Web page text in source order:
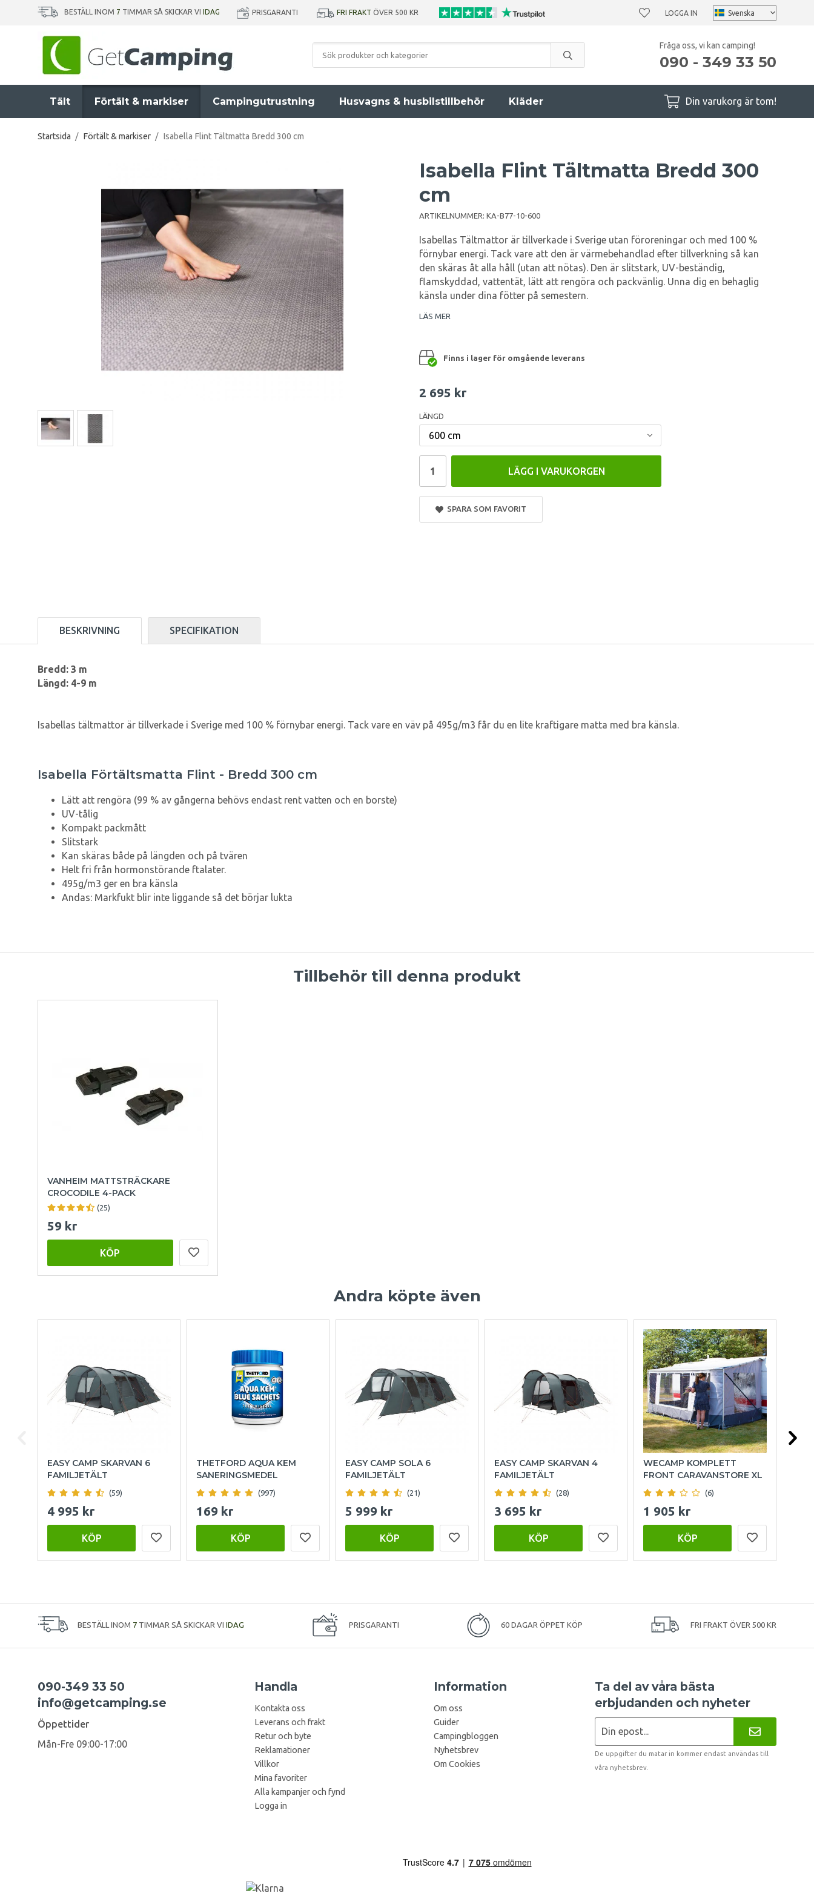
BESTÄLL INOM 7 TIMMAR SÅ SKICKAR VI IDAG PRISGARANTI FRI FRAKT ÖVER 500 KR LOGGA IN
Fråga oss, vi kan camping!
090 - 349 33 50
Tält Förtält & markiser Campingutrustning Husvagns & husbilstillbehör Kläder Din varukorg är tom!
Startsida / Förtält & markiser / Isabella Flint Tältmatta Bredd 300 cm
Isabella Flint Tältmatta Bredd 300
cm
ARTIKELNUMMER: KA-B77-10-600
Isabellas Tältmattor är tillverkade i Sverige utan föroreningar och med 100 %
förnybar energi. Tack vare att den är värmebehandlad efter tillverkning så kan
den skäras åt alla håll (utan att nötas). Den är slitstark, UV-beständig,
flamskyddad, vattentät, lätt att rengöra och packvänlig. Unna dig en behaglig
känsla under dina fötter på semestern.
LÄS MER
Finns i lager för omgående leverans
2 695 kr
LÄNGD
LÄGG I VARUKORGEN
SPARA SOM FAVORIT
BESKRIVNING SPECIFIKATION
Bredd: 3 m
Längd: 4-9 m
Isabellas tältmattor är tillverkade i Sverige med 100 % förnybar energi. Tack vare en väv på 495g/m3 får du en lite kraftigare matta med bra känsla.
Isabella Förtältsmatta Flint - Bredd 300 cm
Lätt att rengöra (99 % av gångerna behövs endast rent vatten och en borste)
UV-tålig
Kompakt packmått
Slitstark
Kan skäras både på längden och på tvären
Helt fri från hormonstörande ftalater.
495g/m3 ger en bra känsla
Andas: Markfukt blir inte liggande så det börjar lukta
Tillbehör till denna produkt
VANHEIM MATTSTRÄCKARE
CROCODILE 4-PACK
(25)
59 kr
KÖP
Andra köpte även
EASY CAMP SKARVAN 6
FAMILJETÄLT
(59)
4 995 kr
KÖP
THETFORD AQUA KEM
SANERINGSMEDEL
(997)
169 kr
KÖP
EASY CAMP SOLA 6
FAMILJETÄLT
(21)
5 999 kr
KÖP
EASY CAMP SKARVAN 4
FAMILJETÄLT
(28)
3 695 kr
KÖP
WECAMP KOMPLETT
FRONT CARAVANSTORE XL
(6)
1 905 kr
KÖP
BESTÄLL INOM 7 TIMMAR SÅ SKICKAR VI IDAG PRISGARANTI 60 DAGAR ÖPPET KÖP FRI FRAKT ÖVER 500 KR
090-349 33 50
info@getcamping.se
Öppettider
Mån-Fre 09:00-17:00
Handla
Kontakta oss
Leverans och frakt
Retur och byte
Reklamationer
Villkor
Mina favoriter
Alla kampanjer och fynd
Logga in
Information
Om oss
Guider
Campingbloggen
Nyhetsbrev
Om Cookies
Ta del av våra bästa
erbjudanden och nyheter
De uppgifter du matar in kommer endast användas till
våra nyhetsbrev.